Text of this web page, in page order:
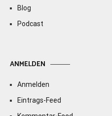
Blog
Podcast
ANMELDEN
Anmelden
Eintrags-Feed